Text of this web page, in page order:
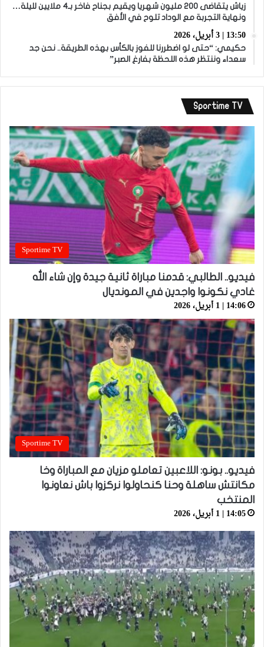
زياش يتقاضى 200 مليون شهريا ويقيم بجناح فاخر بـ4 ملايين لليلة…
ونهاية التجربة مع الوداد تلوح في الأفق
13:50 | 3 أبريل، 2026
حكيمي: “حتى لو اضطررنا للفوز بالكأس بهذه الطريقة.. نحن جد
سعداء وننتظر هذه اللحظة بفارغ الصبر”
Sportime TV
Sportime TV
فيديو.. الطالبي: قدمنا مباراة ثانية جيدة وإن شاء الله
غادي نكونوا واجدين في المونديال
14:06 | 1 أبريل، 2026
Sportime TV
فيديو.. بونو: اللاعبين تعاملو مزيان مع المباراة وخا
مكانتش ساهلة وحنا كنحاولوا نركزوا باش نعاونوا
المنتخب
14:05 | 1 أبريل، 2026